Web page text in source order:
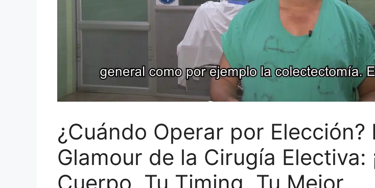
¿Cuándo Operar por Elección?
Glamour de la Cirugía Electiva:
Cuerpo, Tu Timing, Tu Mejor